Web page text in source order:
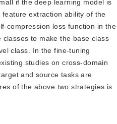
if the deep learning model is
extraction ability of the
compression loss function in the
to make the base class
class. In the fine-tuning
studies on cross-domain
and source tasks are
of the above two strategies is